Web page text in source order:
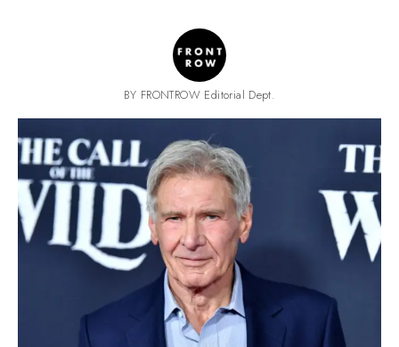
BY FRONTROW Editorial Dept.